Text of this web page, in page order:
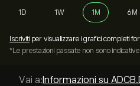
1D 1W 1M 6M
Iscriviti per visualizzare i grafici completi
*Le prestazioni passate non sono
Vai a: Informazioni su